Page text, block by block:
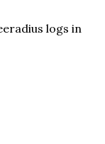
logs in